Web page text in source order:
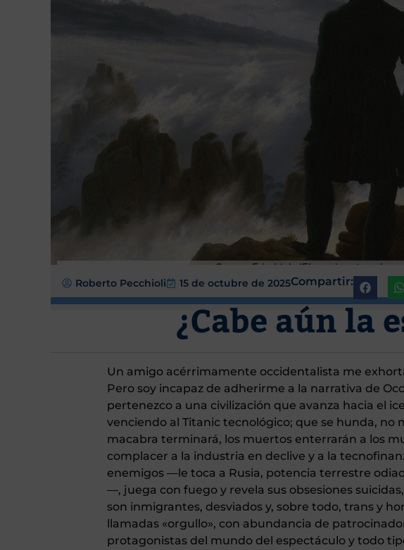
Caspar Friedrich, 'El caminante sobre
Roberto Pecchioli 15 de octubre de 2025Compartir:
¿Cabe aún la
Un amigo acérrimamente occidentalista me
Pero soy incapaz de adherirme a la narrativa de
pertenezco a una civilización que avanza hacia el
venciendo al Titanic tecnológico; que se hunda, no
macabra terminará, los muertos enterrarán a los
complacer a la industria en declive y a la
enemigos —le toca a Rusia, potencia terrestre
—, juega con fuego y revela sus obsesiones
son inmigrantes, desviados y, sobre todo, trans y
llamadas «orgullo», con abundancia de
protagonistas del mundo del espectáculo y todo